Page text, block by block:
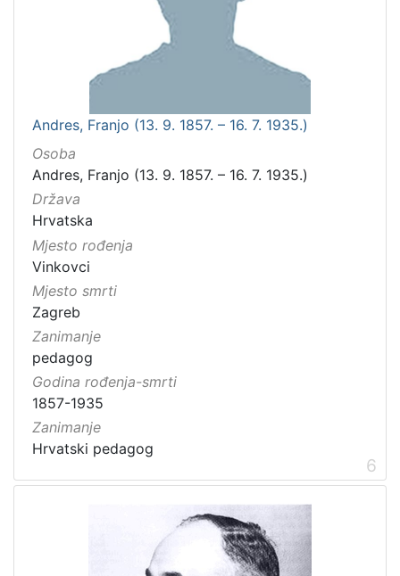
Andres, Franjo (13. 9. 1857. – 16. 7. 1935.)
Osoba
Andres, Franjo (13. 9. 1857. – 16. 7. 1935.)
Država
Hrvatska
Mjesto rođenja
Vinkovci
Mjesto smrti
Zagreb
Zanimanje
pedagog
Godina rođenja-smrti
1857-1935
Zanimanje
Hrvatski pedagog
6